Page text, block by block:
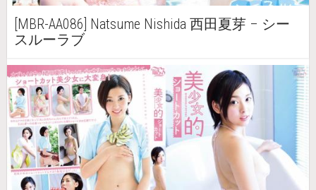
[MBR-AA086] Natsume Nishida 西田夏芽 – シー
スルーラブ